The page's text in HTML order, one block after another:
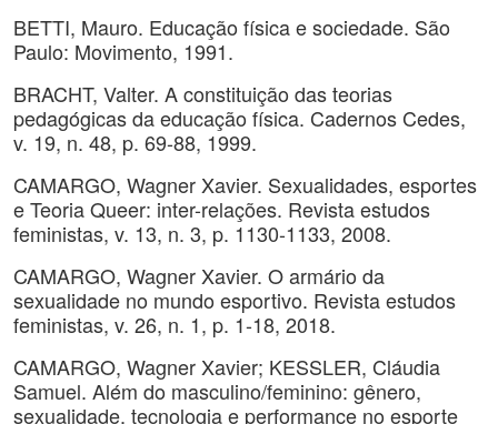
BETTI, Mauro. Educação física e sociedade. São
Paulo: Movimento, 1991.
BRACHT, Valter. A constituição das teorias
pedagógicas da educação física. Cadernos Cedes,
v. 19, n. 48, p. 69-88, 1999.
CAMARGO, Wagner Xavier. Sexualidades, esportes
e Teoria Queer: inter-relações. Revista estudos
feministas, v. 13, n. 3, p. 1130-1133, 2008.
CAMARGO, Wagner Xavier. O armário da
sexualidade no mundo esportivo. Revista estudos
feministas, v. 26, n. 1, p. 1-18, 2018.
CAMARGO, Wagner Xavier; KESSLER, Cláudia
Samuel. Além do masculino/feminino: gênero,
sexualidade, tecnologia e performance no esporte